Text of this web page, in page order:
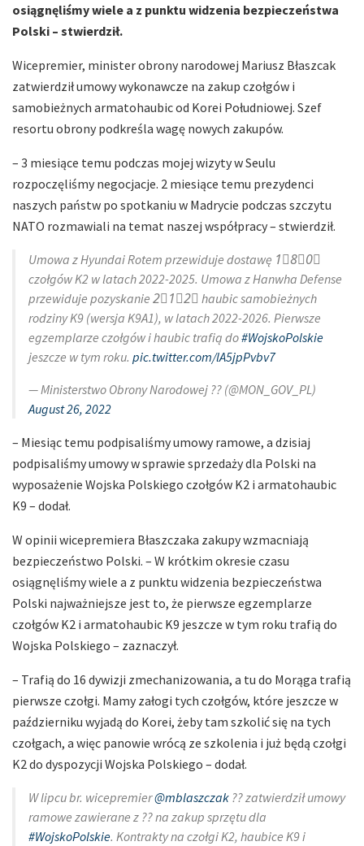
osiągnęliśmy wiele a z punktu widzenia bezpieczeństwa
Polski – stwierdził.
Wicepremier, minister obrony narodowej Mariusz Błaszcak
zatwierdził umowy wykonawcze na zakup czołgów i
samobieżnych armatohaubic od Korei Południowej. Szef
resortu obrony podkreśla wagę nowych zakupów.
– 3 miesiące temu podczas mojej wizyty w Seulu
rozpoczęliśmy negocjacje. 2 miesiące temu prezydenci
naszych państw po spotkaniu w Madrycie podczas szczytu
NATO rozmawiali na temat naszej współpracy – stwierdził.
Umowa z Hyundai Rotem przewiduje dostawę 1⃣8⃣0⃣
czołgów K2 w latach 2022-2025. Umowa z Hanwha Defense
przewiduje pozyskanie 2⃣1⃣2⃣ haubic samobieżnych
rodziny K9 (wersja K9A1), w latach 2022-2026. Pierwsze
egzemplarze czołgów i haubic trafią do#WojskoPolskie
jeszcze w tym roku. pic.twitter.com/lA5jpPvbv7
— Ministerstwo Obrony Narodowej ?? (@MON_GOV_PL)
August 26, 2022
– Miesiąc temu podpisaliśmy umowy ramowe, a dzisiaj
podpisaliśmy umowy w sprawie sprzedaży dla Polski na
wyposażenie Wojska Polskiego czołgów K2 i armatohaubic
K9 – dodał.
W opinii wicepremiera Błaszczaka zakupy wzmacniają
bezpieczeństwo Polski. – W krótkim okresie czasu
osiągnęliśmy wiele a z punktu widzenia bezpieczeństwa
Polski najważniejsze jest to, że pierwsze egzemplarze
czołgów K2 i armatohaubic K9 jeszcze w tym roku trafią do
Wojska Polskiego – zaznaczył.
– Trafią do 16 dywizji zmechanizowania, a tu do Morąga trafią
pierwsze czołgi. Mamy załogi tych czołgów, które jeszcze w
październiku wyjadą do Korei, żeby tam szkolić się na tych
czołgach, a więc panowie wrócą ze szkolenia i już będą czołgi
K2 do dyspozycji Wojska Polskiego – dodał.
W lipcu br. wicepremier@mblaszczak ?? zatwierdził umowy
ramowe zawierane z ?? na zakup sprzętu dla
#WojskoPolskie. Kontrakty na czołgi K2, haubice K9 i